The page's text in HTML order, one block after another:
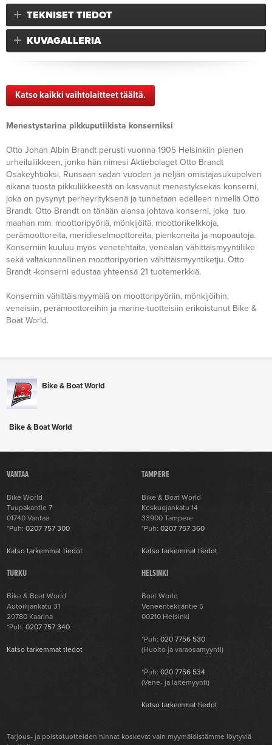
TEKNISET TIEDOT
KUVAGALLERIA
Katso kaikki vaihtolaitteet täältä.
Menestystarina pikkuputiikista konserniksi
Otto Johan Albin Brandt perusti vuonna 1905 Helsinkiin pienen
urheiluliikkeen, jonka hän nimesi Aktiebolaget Otto Brandt
Osakeyhtiöksi. Runsaan sadan vuoden ja neljän omistajasukupolven
aikana tuosta pikkuliikkeestä on kasvanut menestyksekäs konserni,
joka on pysynyt perheyrityksenä ja tunnetaan edelleen nimellä Otto
Brandt. Otto Brandt on tänään alansa johtava konserni, joka tuo
maahan mm. moottoripyöriä, mönkijöitä, moottorikelkkoja,
perämoottoreita, meridieselmoottoreita, pienkoneita ja mopoautoja.
Konserniin kuuluu myös venetehtaita, venealan vähittäismyyntiliike
sekä valtakunnallinen moottoripyörien vähittäismyyntiketju. Otto
Brandt -konserni edustaa yhteensä 21 tuotemerkkiä.
Konsernin vähittäismyymälä on moottoripyöriin, mönkijöihin,
veneisiin, perämoottoreihin ja marine-tuotteisiin erikoistunut Bike &
Boat World.
Bike & Boat World
Bike & Boat World
VANTAA
Bike World
Tuupakantie 7
01740 Vantaa
*Puh:0207 757 300
Katso tarkemmat tiedot
TAMPERE
Bike & Boat World
Keskuojankatu 14
33900 Tampere
*Puh:0207 757 360
Katso tarkemmat tiedot
TURKU
Bike & Boat World
Autoilijankatu 31
20780 Kaarina
*Puh:0207 757 340
Katso tarkemmat tiedot
HELSINKI
Boat World
Veneentekijäntie 5
00210 Helsinki
*Puh:020 7756 530
(Huolto ja varaosamyynti)
*Puh:020 7756 534
(Vene- ja laitemyynti)
Katso tarkemmat tiedot
Tarjous- ja poistotuotteiden hinnat koskevat vain myymälöistämme löytyviä